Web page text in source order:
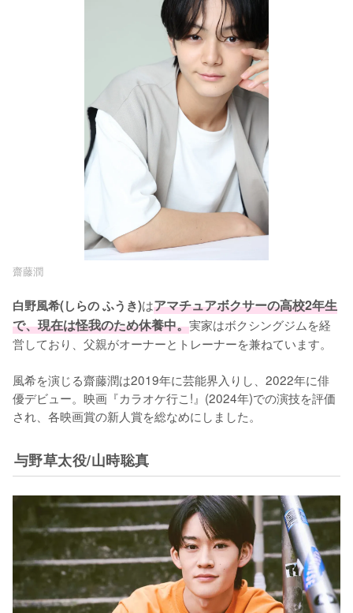
齋藤潤
白野風希(しらの ふうき)はアマチュアボクサーの高校2年生
で、現在は怪我のため休養中。実家はボクシングジムを経
営しており、父親がオーナーとトレーナーを兼ねています。
風希を演じる齋藤潤は2019年に芸能界入りし、2022年に俳
優デビュー。映画『カラオケ行こ!』(2024年)での演技を評価
され、各映画賞の新人賞を総なめにしました。
与野草太役/山時聡真